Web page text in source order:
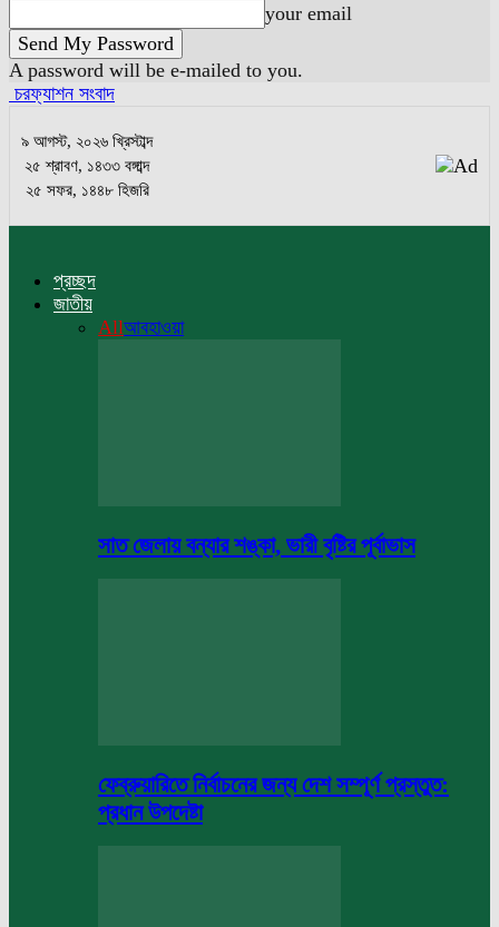
your email
A password will be e-mailed to you.
চরফ্যাশন সংবাদ
৯ আগস্ট, ২০২৬ খ্রিস্টাব্দ
২৫ শ্রাবণ, ১৪৩৩ বঙ্গাব্দ
২৫ সফর, ১৪৪৮ হিজরি
প্রচ্ছদ
জাতীয়
Allআবহাওয়া
সাত জেলায় বন্যার শঙ্কা, ভারী বৃষ্টির পূর্বাভাস
ফেব্রুয়ারিতে নির্বাচনের জন্য দেশ সম্পূর্ণ প্রস্তুত:
প্রধান উপদেষ্টা